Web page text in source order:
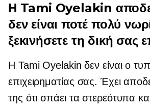
Η Tami Oyelakin
δεν είναι ποτέ πολύ
ξεκινήσετε τη δική σας
Η Tami Oyelakin δεν είναι ο
επιχειρηματίας σας. Έχει
της ότι σπάει τα στερεότυπα